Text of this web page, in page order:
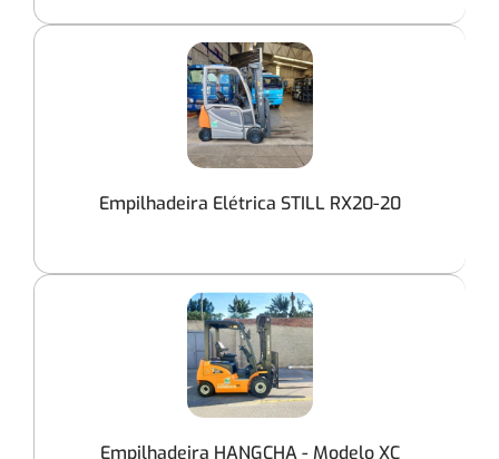
Empilhadeira Elétrica STILL RX20-20
Empilhadeira HANGCHA - Modelo XC